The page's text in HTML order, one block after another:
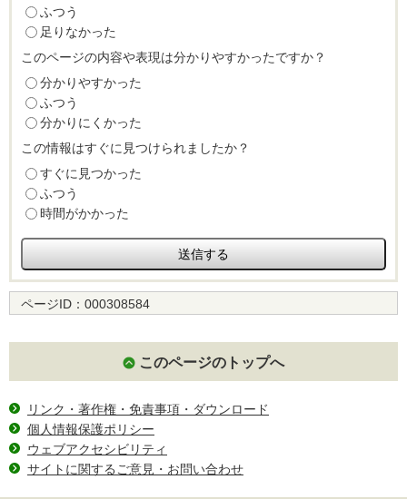
ふつう
足りなかった
このページの内容や表現は分かりやすかったですか？
分かりやすかった
ふつう
分かりにくかった
この情報はすぐに見つけられましたか？
すぐに見つかった
ふつう
時間がかかった
ページID： 000308584
このページのトップへ
リンク・著作権・免責事項・ダウンロード
個人情報保護ポリシー
ウェブアクセシビリティ
サイトに関するご意見・お問い合わせ